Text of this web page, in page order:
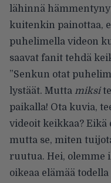
lähinnä
kuitenkin painottaa,
puhelimella videon
saavat fanit tehdä
”Senkun otat
lystäät. Mutta miksi
paikalla! Ota kuvia,
videoit keikkaa? Eikä
mutta se, miten
ruutua. Hei, olemme
oikeaa elämää